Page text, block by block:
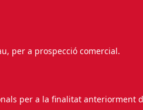
per a prospecció comercial.
per a la finalitat anteriorment